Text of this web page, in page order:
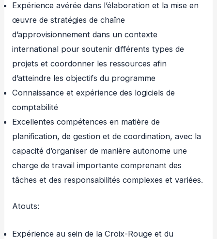
Expérience avérée dans l’élaboration et la mise en
œuvre de stratégies de chaîne
d’approvisionnement dans un contexte
international pour soutenir différents types de
projets et coordonner les ressources afin
d’atteindre les objectifs du programme
Connaissance et expérience des logiciels de
comptabilité
Excellentes compétences en matière de
planification, de gestion et de coordination, avec la
capacité d’organiser de manière autonome une
charge de travail importante comprenant des
tâches et des responsabilités complexes et variées.
Atouts:
Expérience au sein de la Croix-Rouge et du